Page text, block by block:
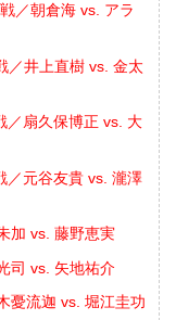
／朝倉海 vs. アラ
／井上直樹 vs. 金太
／扇久保博正 vs. 大
／元谷友貴 vs. 瀧澤
加 vs. 藤野恵実
司 vs. 矢地祐介
憂流迦 vs. 堀江圭功